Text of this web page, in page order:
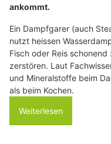
ankommt.
Ein Dampfgarer (auch
nutzt heissen
Fisch oder Reis
zerstören. Laut
und Mineralstoffe beim
als beim Kochen.
Weiterlesen